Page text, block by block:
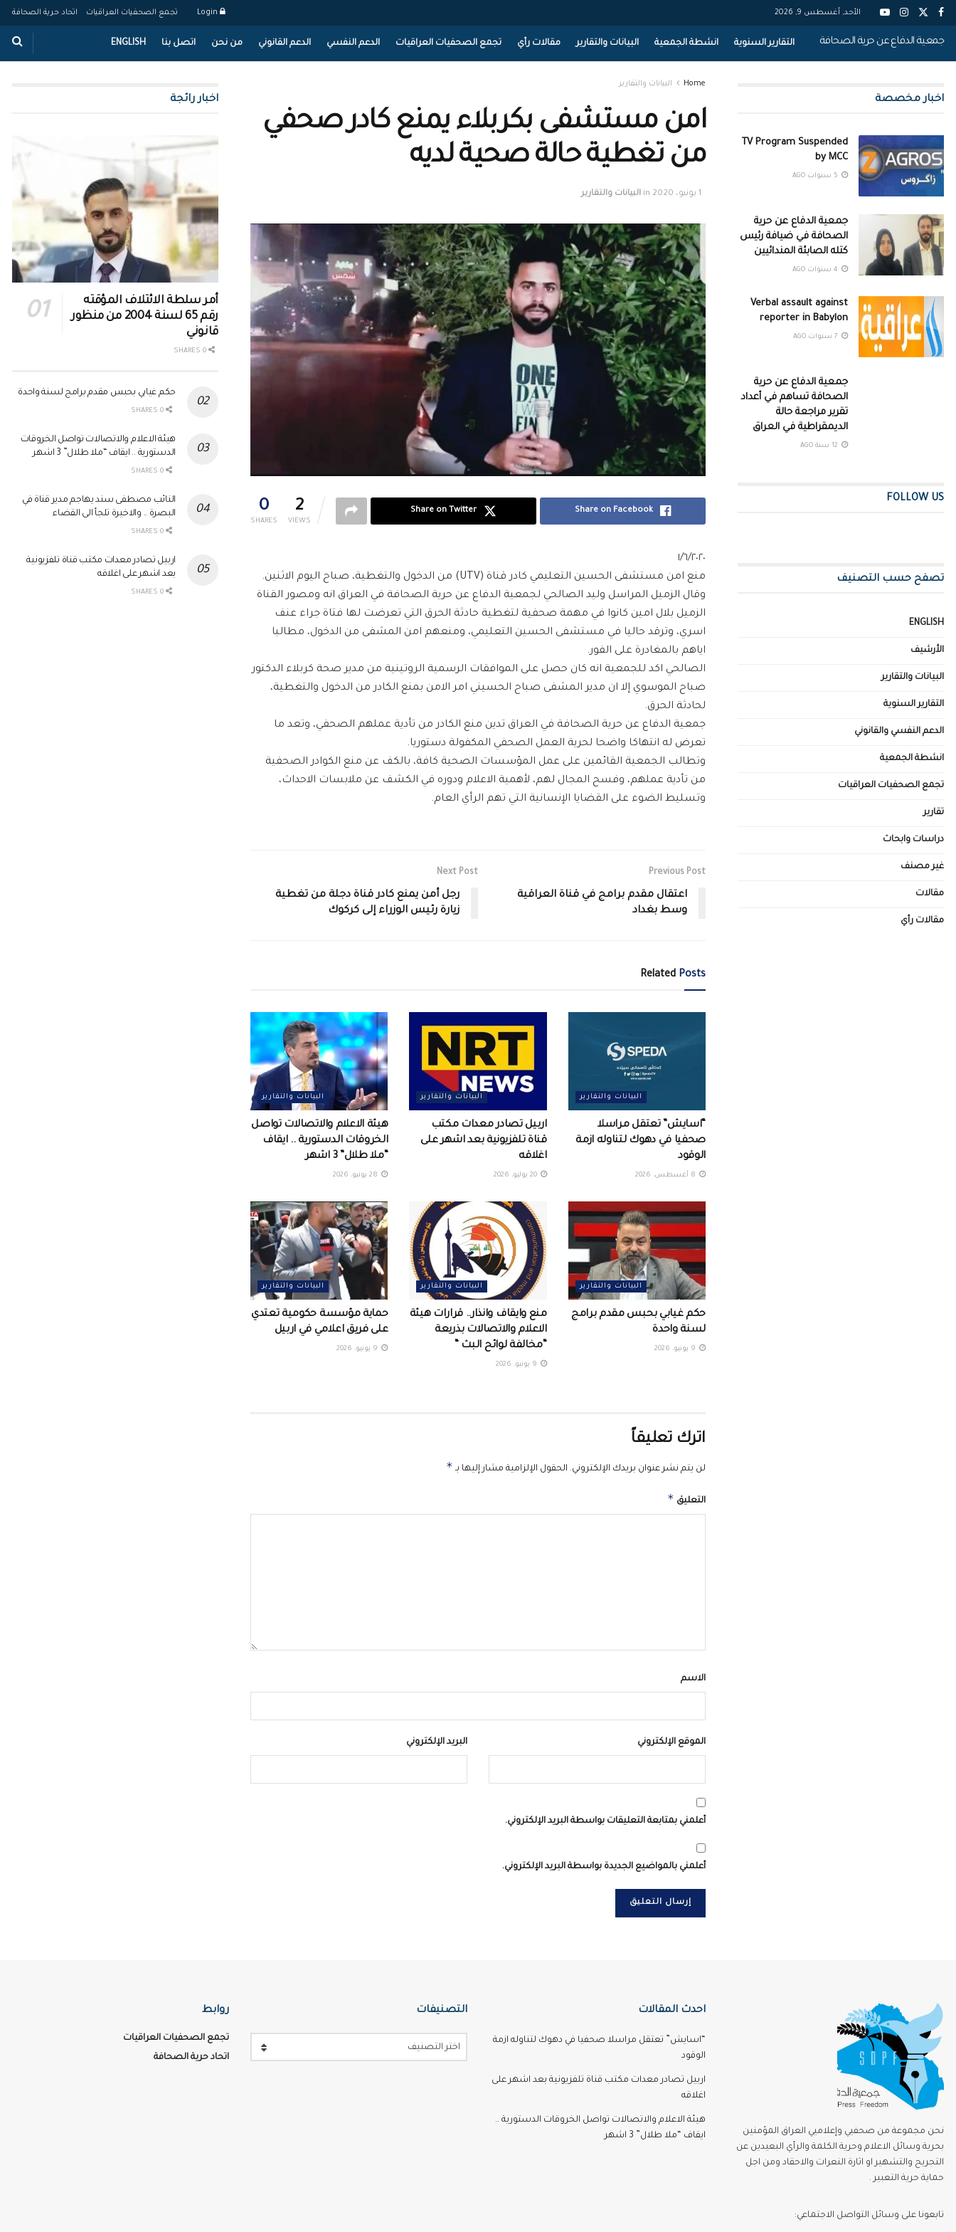
الأحد, أغسطس 9, 2026 تجمع الصحفيات العراقيات اتحاد حرية الصحافة
جمعية الدفاع عن حرية الصحافة التقارير السنوية انشطة الجمعية البيانات والتقارير مقالات رأي تجمع الصحفيات العراقيات الدعم النفسي الدعم القانوني من نحن اتصل بنا ENGLISH
Home البيانات والتقارير
امن مستشفى بكربلاء يمنع كادر صحفي
من تغطية حالة صحية لديه
1 يونيو، 2020 in البيانات والتقارير
0
SHARES
2
VIEWS
Share on Facebook
Share on Twitter
١/٦/٢٠٢٠
منع امن مستشفى الحسين التعليمي كادر قناة (UTV) من الدخول والتغطية، صباح اليوم الاثنين.
وقال الزميل المراسل وليد الصالحي لجمعية الدفاع عن حرية الصحافة في العراق انه ومصور القناة
الزميل بلال امين كانوا في مهمة صحفية لتغطية حادثة الحرق التي تعرضت لها فتاة جراء عنف
اسري، وترقد حاليا في مستشفى الحسين التعليمي، ومنعهم امن المشفى من الدخول، مطالبا
اياهم بالمغادرة على الفور.
الصالحي اكد للجمعية انه كان حصل على الموافقات الرسمية الروتينية من مدير صحة كربلاء الدكتور
صباح الموسوي إلا ان مدير المشفى صباح الحسيني امر الامن بمنع الكادر من الدخول والتغطية،
لحادثة الحرق.
جمعية الدفاع عن حرية الصحافة في العراق تدين منع الكادر من تأدية عملهم الصحفي، وتعد ما
تعرض له انتهاكا واضحا لحرية العمل الصحفي المكفولة دستوريا.
وتطالب الجمعية القائمين على عمل المؤسسات الصحية كافة، بالكف عن منع الكوادر الصحفية
من تأدية عملهم، وفسح المجال لهم، لأهمية الاعلام ودوره في الكشف عن ملابسات الاحداث،
وتسليط الضوء على القضايا الإنسانية التي تهم الرأي العام.
Previous Post
اعتقال مقدم برامج في قناة العراقية
وسط بغداد
Next Post
رجل أمن يمنع كادر قناة دجلة من تغطية
زيارة رئيس الوزراء إلى كركوك
Related Posts
البيانات والتقارير
“اسايش” تعتقل مراسلا
صحفيا في دهوك لتناوله ازمة
الوقود
البيانات والتقارير
اربيل تصادر معدات مكتب
قناة تلفزيونية بعد اشهر على
اغلاقه
20 يوليو، 2026
البيانات والتقارير
هيئة الاعلام والاتصالات تواصل
الخروقات الدستورية .. ايقاف
“ملا طلال” 3 اشهر
البيانات والتقارير
حكم غيابي بحبس مقدم برامج
لسنة واحدة
البيانات والتقارير
منع وايقاف وانذار.. قرارات هيئة
الاعلام والاتصالات بذريعة
“مخالفة لوائح البث “
البيانات والتقارير
حماية مؤسسة حكومية تعتدي
على فريق اعلامي في اربيل ‏
اترك تعليقاً
لن يتم نشر عنوان بريدك الإلكتروني. الحقول الإلزامية مشار إليها بـ *
التعليق *
الاسم
البريد الإلكتروني الموقع الإلكتروني
أعلمني بمتابعة التعليقات بواسطة البريد الإلكتروني.
أعلمني بالمواضيع الجديدة بواسطة البريد الإلكتروني.
اخبار مخصصة
TV Program Suspended
by MCC
جمعية الدفاع عن حرية
الصحافة في ضيافة رئيس
كتله الصابئة المندائيين
Verbal assault against
reporter in Babylon
جمعية الدفاع عن حرية
الصحافة تساهم في أعداد
تقرير مراجعة حالة
الديمقراطية في العراق
FOLLOW US
تصفح حسب التصنيف
ENGLISH
الأرشيف
البيانات والتقارير
التقارير السنوية
الدعم النفسي والقانوني
انشطة الجمعية
تجمع الصحفيات العراقيات
تقارير
دراسات وابحاث
غير مصنف
مقالات
مقالات رأي
اخبار رائجة
أمر سلطة الائتلاف المؤقته
رقم 65 لسنة 2004 من منظور
قانوني
حكم غيابي بحبس مقدم برامج لسنة واحدة
هيئة الاعلام والاتصالات تواصل الخروقات
الدستورية .. ايقاف “ملا طلال” 3 اشهر
النائب مصطفى سند يهاجم مدير قناة في
البصرة .. والاخيرة تلجأ الى القضاء
اربيل تصادر معدات مكتب قناة تلفزيونية
بعد اشهر على اغلاقه
نحن مجموعة من صحفيي وإعلاميي العراق المؤمنين
بحرية وسائل الاعلام وحرية الكلمة والرأي البعيدين عن
التجريح والتشهير او اثارة النعرات والاحقاد ومن اجل
حماية حرية التعبير .
تابعونا على وسائل التواصل الاجتماعي:
احدث المقالات
“اسايش” تعتقل مراسلا صحفيا في دهوك لتناوله ازمة
الوقود
اربيل تصادر معدات مكتب قناة تلفزيونية بعد اشهر على
اغلاقه
هيئة الاعلام والاتصالات تواصل الخروقات الدستورية ..
ايقاف “ملا طلال” 3 اشهر
التصنيفات
اختر التصنيف
روابط
تجمع الصحفيات العراقيات
اتحاد حرية الصحافة